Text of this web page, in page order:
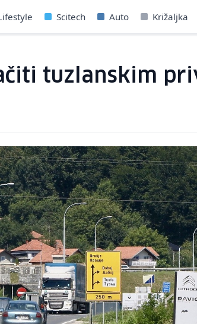
Scitech Auto Križaljka
tuzlanskim